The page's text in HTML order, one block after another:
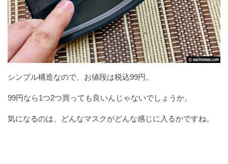
シンプル構造なので、お値段は税込99円。
99円なら1つ2つ買っても良いんじゃないでしょうか。
気になるのは、どんなマスクがどんな感じに入るかですね。